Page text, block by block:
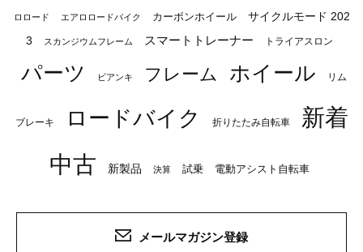
ロロード エアロロードバイク カーボンホイール
サイクルモード 202
3
スカンジウムフレーム スマートトレーナー トライアスロン
パーツ ビアンキ フレーム ホイール リム
ブレーキ ロードバイク 折りたたみ自転車
新着
中古
新製品 決算 試乗 電動アシスト自転車
メールマガジン登録